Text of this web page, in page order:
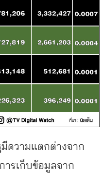
ความแตกต่างจาก
ารเก็บข้อมูลจาก